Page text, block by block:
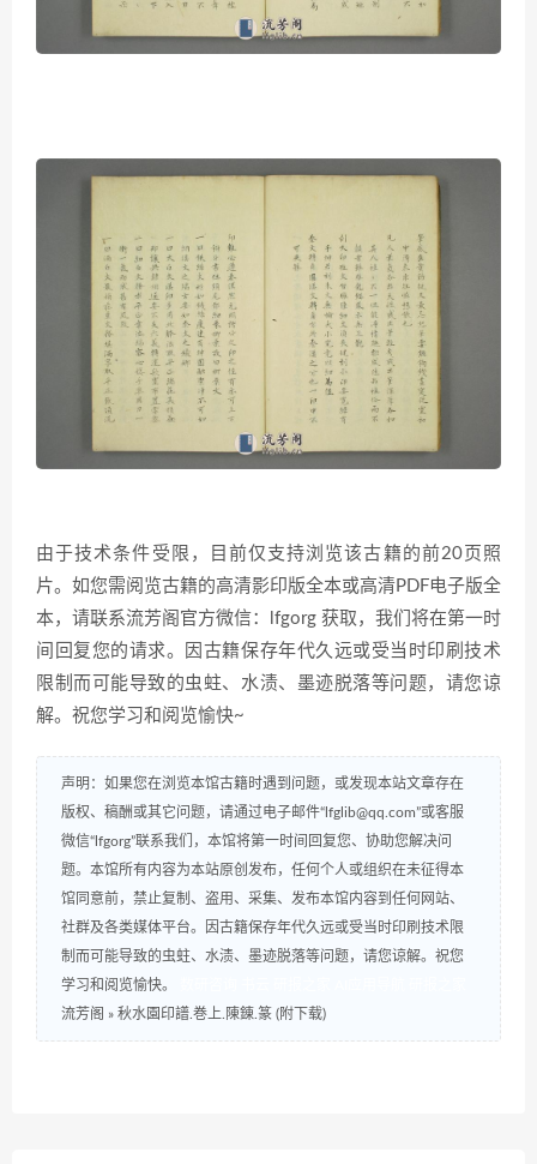
由于技术条件受限，目前仅支持浏览该古籍的前20页照
片。如您需阅览古籍的高清影印版全本或高清PDF电子版全
本，请联系流芳阁官方微信：lfgorg 获取，我们将在第一时
间回复您的请求。因古籍保存年代久远或受当时印刷技术
限制而可能导致的虫蛀、水渍、墨迹脱落等问题，请您谅
解。祝您学习和阅览愉快~
声明：如果您在浏览本馆古籍时遇到问题，或发现本站文章存在
版权、稿酬或其它问题，请通过电子邮件“lfglib@qq.com”或客服
微信“lfgorg”联系我们，本馆将第一时间回复您、协助您解决问
题。本馆所有内容为本站原创发布，任何个人或组织在未征得本
馆同意前，禁止复制、盗用、采集、发布本馆内容到任何网站、
社群及各类媒体平台。因古籍保存年代久远或受当时印刷技术限
制而可能导致的虫蛀、水渍、墨迹脱落等问题，请您谅解。祝您
学习和阅览愉快。
流芳阁 » 秋水園印譜.巻上.陳錬.篆 (附下载)